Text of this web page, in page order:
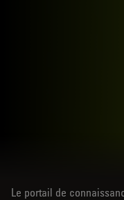
Le portail de